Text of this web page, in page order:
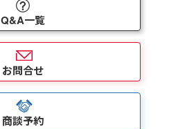
Q&A一覧
お問合せ
商談予約